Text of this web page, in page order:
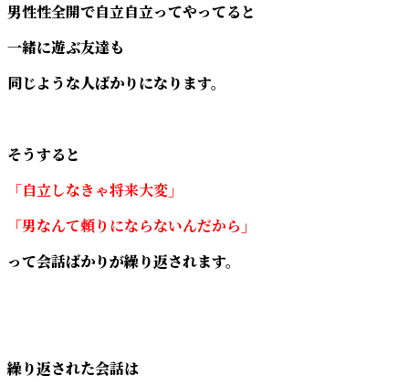
男性性全開で自立自立ってやってると
一緒に遊ぶ友達も
同じような人ばかりになります。
そうすると
「自立しなきゃ将来大変」
「男なんて頼りにならないんだから」
って会話ばかりが繰り返されます。
繰り返された会話は